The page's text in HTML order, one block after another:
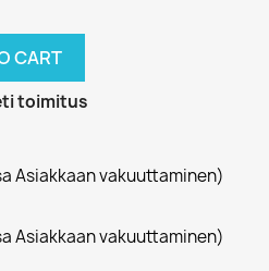
CART
toimitus
Asiakkaan vakuuttaminen)
Asiakkaan vakuuttaminen)